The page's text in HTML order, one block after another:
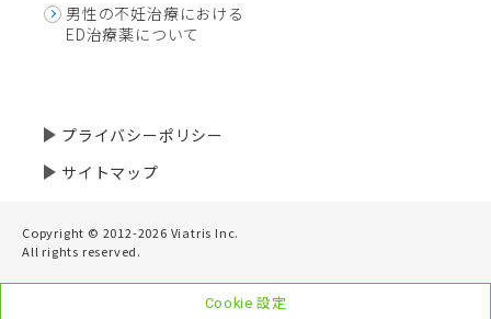
男性の不妊治療における
ED治療薬について
プライバシーポリシー
サイトマップ
Copyright © 2012-2026 Viatris Inc.
All rights reserved.
Cookie 設定